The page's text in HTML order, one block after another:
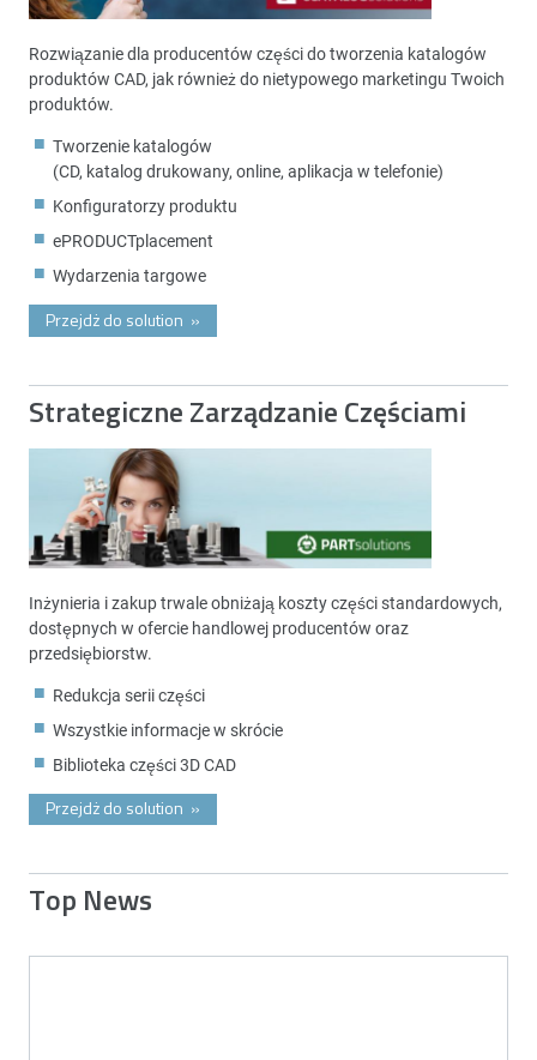
Rozwiązanie dla producentów części do tworzenia katalogów
produktów CAD, jak również do nietypowego marketingu Twoich
produktów.
Tworzenie katalogów
(CD, katalog drukowany, online, aplikacja w telefonie)
Konfiguratorzy produktu
ePRODUCTplacement
Wydarzenia targowe
Przejdż do solution »
Strategiczne Zarządzanie Częściami
Inżynieria i zakup trwale obniżają koszty części standardowych,
dostępnych w ofercie handlowej producentów oraz
przedsiębiorstw.
Redukcja serii części
Wszystkie informacje w skrócie
Biblioteka części 3D CAD
Przejdż do solution »
Top News